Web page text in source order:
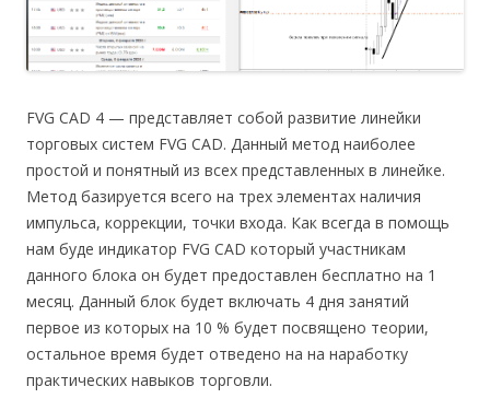
FVG CAD 4 — представляет собой развитие линейки
торговых систем FVG CAD. Данный метод наиболее
простой и понятный из всех представленных в линейке.
Метод базируется всего на трех элементах наличия
импульса, коррекции, точки входа. Как всегда в помощь
нам буде индикатор FVG CAD который участникам
данного блока он будет предоставлен бесплатно на 1
месяц. Данный блок будет включать 4 дня занятий
первое из которых на 10 % будет посвящено теории,
остальное время будет отведено на на наработку
практических навыков торговли.